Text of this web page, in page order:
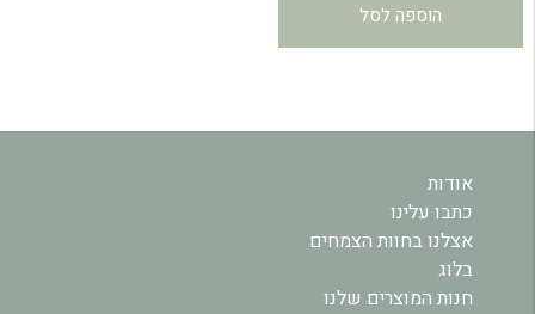
הוספה לסל
אודות
כתבו עלינו
אצלנו בחוות הצמחים
בלוג
חנות המוצרים שלנו